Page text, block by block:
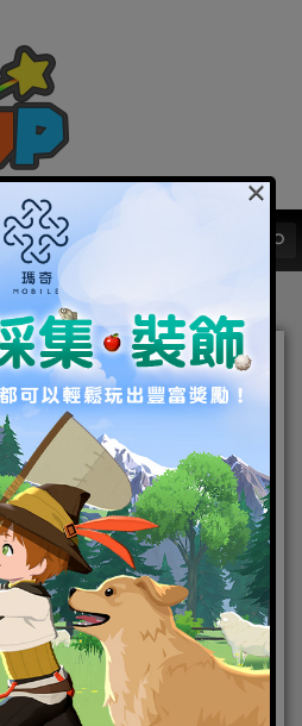
《馬的傳說》擂臺
醒系統即將解禁
手機遊戲,焦點新聞
×